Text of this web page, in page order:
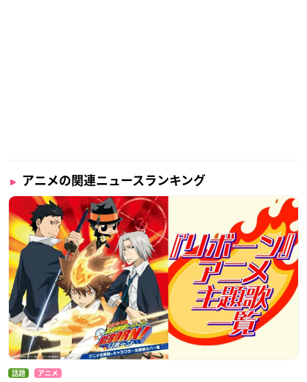
アニメの関連ニュースランキング
話題 アニメ